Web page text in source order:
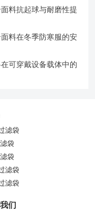
料抗起球与耐磨性提
料在冬季防寒服的安
可穿戴设备载体中的
滤袋
袋
袋
滤袋
滤袋
们